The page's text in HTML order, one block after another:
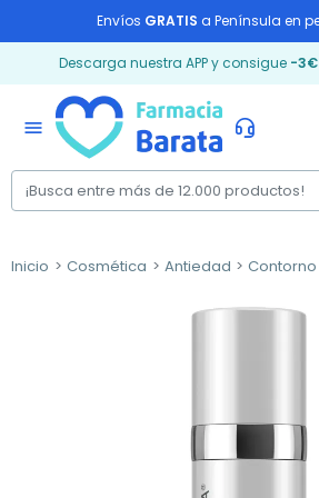
Envíos GRATIS a Península en
Descarga nuestra APP y consigue -3€
menu
Inicio Cosmética Antiedad